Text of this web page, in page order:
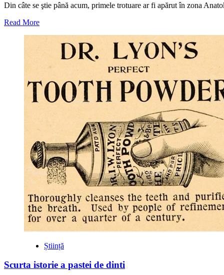
Din câte se ştie până acum, primele trotuare ar fi apărut în zona
Read MoreRead
inventat
Știință
Scurta istorie a pastei de dinti